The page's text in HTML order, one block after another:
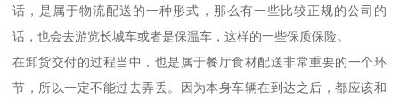
话，是属于物流配送的一种形式，那么有一些比较正规的公司的
话，也会去游览长城车或者是保温车，这样的一些保质保险。
在卸货交付的过程当中，也是属于餐厅食材配送非常重要的一个环
节，所以一定不能过去弄丢。因为本身车辆在到达之后，都应该和